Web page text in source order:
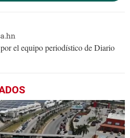
el equipo periodístico de Diario